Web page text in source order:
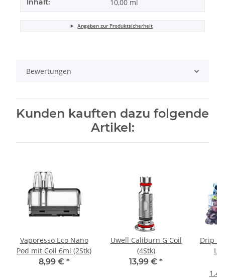
Inhalt: 10,00 ml
Angaben zur Produktsicherheit
Bewertungen
Kunden kauften dazu folgende
Artikel:
Vaporesso Eco Nano
Pod mit Coil 6ml (2Stk)
8,99 € *
Uwell Caliburn G Coil
(4Stk)
13,99 € *
Drip